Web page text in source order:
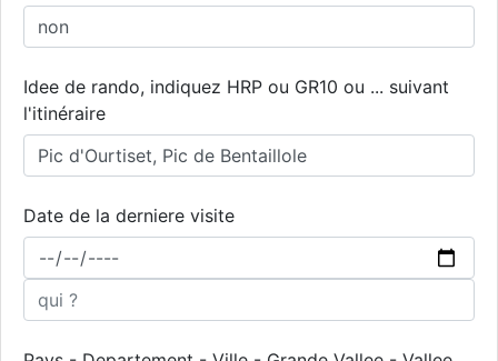
Idee de rando, indiquez HRP ou GR10 ou ... suivant
l'itinéraire
Date de la derniere visite